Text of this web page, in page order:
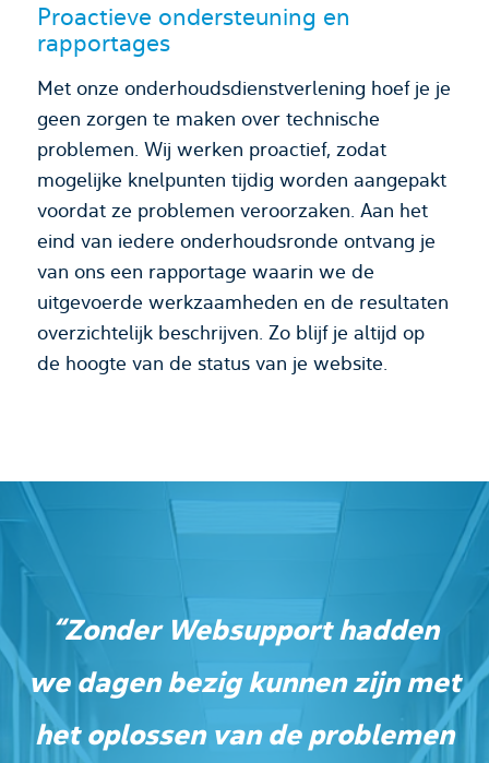
Proactieve ondersteuning en
rapportages
Met onze onderhoudsdienstverlening hoef je je
geen zorgen te maken over technische
problemen. Wij werken proactief, zodat
mogelijke knelpunten tijdig worden aangepakt
voordat ze problemen veroorzaken. Aan het
eind van iedere onderhoudsronde ontvang je
van ons een rapportage waarin we de
uitgevoerde werkzaamheden en de resultaten
overzichtelijk beschrijven. Zo blijf je altijd op
de hoogte van de status van je website.
“Zonder Websupport hadden
we dagen bezig kunnen zijn met
het oplossen van de problemen